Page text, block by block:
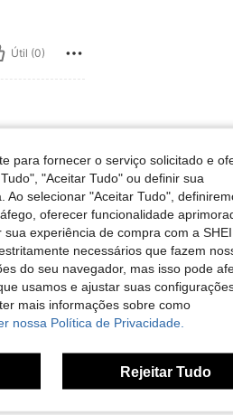
Útil (0)
in, Ancas: 105 cm / 41 in, Formato do
L
Útil (0)
para fornecer o serviço solicitado e
"Aceitar Tudo" ou definir sua
selecionar "Aceitar Tudo",
oferecer funcionalidade
experiência de compra com a
necessários que fazem
do seu navegador, mas isso pode
usamos e ajustar suas
mais informações sobre como
nossa Política de Privacidade.
Rejeitar Tudo